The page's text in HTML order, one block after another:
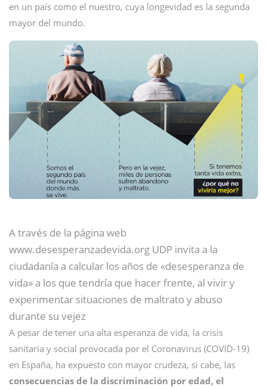
en un país como el nuestro, cuya longevidad es la segunda
mayor del mundo.
A través de la página web
www.desesperanzadevida.org UDP invita a la
ciudadanía a calcular los años de «desesperanza de
vida» a los que tendría que hacer frente, al vivir y
experimentar situaciones de maltrato y abuso
durante su vejez
A pesar de tener una alta esperanza de vida, la crisis
sanitaria y social provocada por el Coronavirus (COVID-19)
en España, ha expuesto con mayor crudeza, si cabe, las
consecuencias de la discriminación por edad, el